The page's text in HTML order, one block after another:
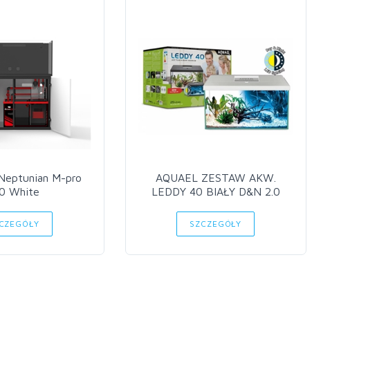
M-pro
White
AQUAEL ZESTAW AKW.
LEDDY 40 BIAŁY D&N 2.0
SZCZEGÓŁY